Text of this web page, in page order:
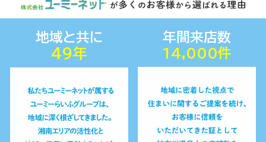
地域と共に
49年
年間来店数
14,000件